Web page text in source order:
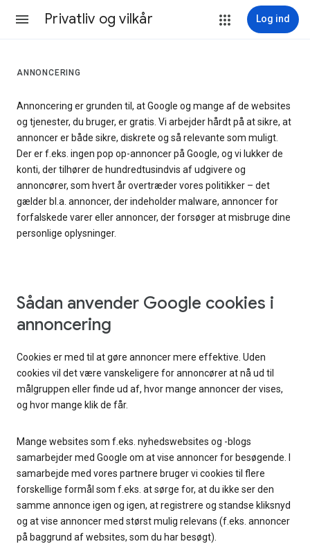
Privatliv og vilkår Log ind
ANNONCERING
Annoncering er grunden til, at Google og mange af de websites
og tjenester, du bruger, er gratis. Vi arbejder hårdt på at sikre, at
annoncer er både sikre, diskrete og så relevante som muligt.
Der er f.eks. ingen pop op-annoncer på Google, og vi lukker de
konti, der tilhører de hundredtusindvis af udgivere og
annoncører, som hvert år overtræder vores politikker – det
gælder bl.a. annoncer, der indeholder malware, annoncer for
forfalskede varer eller annoncer, der forsøger at misbruge dine
personlige oplysninger.
Sådan anvender Google cookies i
annoncering
Cookies er med til at gøre annoncer mere effektive. Uden
cookies vil det være vanskeligere for annoncører at nå ud til
målgruppen eller finde ud af, hvor mange annoncer der vises,
og hvor mange klik de får.
Mange websites som f.eks. nyhedswebsites og -blogs
samarbejder med Google om at vise annoncer for besøgende. I
samarbejde med vores partnere bruger vi cookies til flere
forskellige formål som f.eks. at sørge for, at du ikke ser den
samme annonce igen og igen, at registrere og standse kliksnyd
og at vise annoncer med størst mulig relevans (f.eks. annoncer
på baggrund af websites, som du har besøgt).